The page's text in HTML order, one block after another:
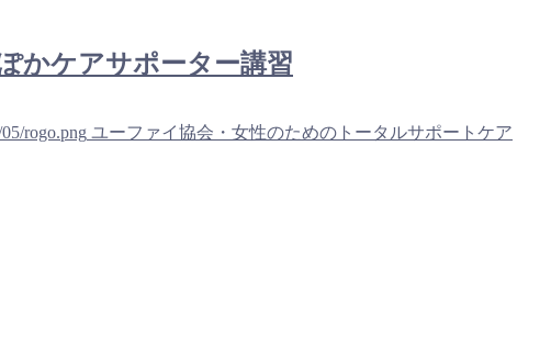
かケアサポーター講習
rogo.png ユーファイ協会・女性のためのトータルサポートケア